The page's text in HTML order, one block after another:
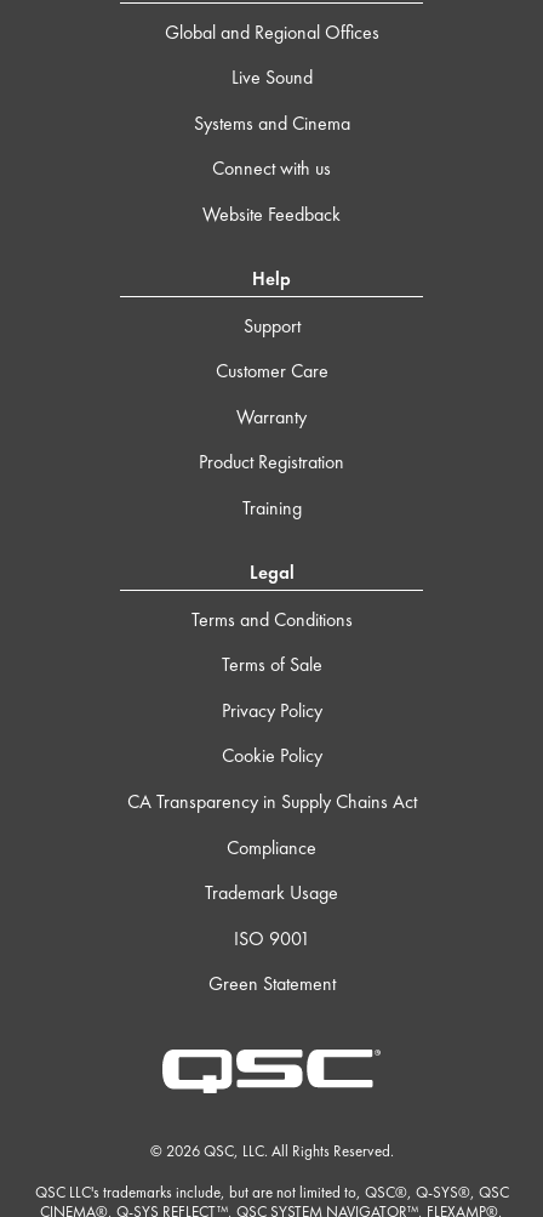
Global and Regional Offices
Live Sound
Systems and Cinema
Connect with us
Website Feedback
Help
Support
Customer Care
Warranty
Product Registration
Training
Legal
Terms and Conditions
Terms of Sale
Privacy Policy
Cookie Policy
CA Transparency in Supply Chains Act
Compliance
Trademark Usage
ISO 9001
Green Statement
© 2026 QSC, LLC. All Rights Reserved.
QSC LLC's trademarks include, but are not limited to, QSC®, Q-SYS®, QSC
CINEMA®, Q-SYS REFLECT™, QSC SYSTEM NAVIGATOR™, FLEXAMP®,